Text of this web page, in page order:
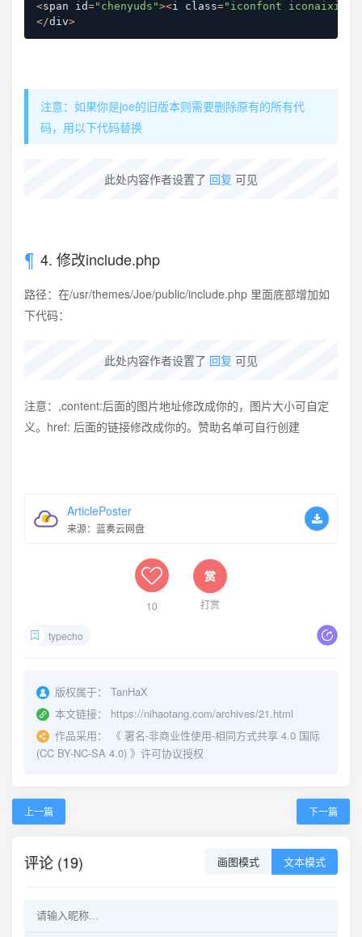
<span id="chenyuds"><i class="iconfont iconaixin2"
</div>
注意：如果你是joe的旧版本则需要删除原有的所有代
码，用以下代码替换
此处内容作者设置了 回复 可见
4. 修改include.php
路径：在/usr/themes/Joe/public/include.php 里面底部增加如
下代码：
此处内容作者设置了 回复 可见
注意：,content:后面的图片地址修改成你的，图片大小可自定
义。href: 后面的链接修改成你的。赞助名单可自行创建
ArticlePoster
来源：蓝奏云网盘
10 打赏
typecho
版权属于：
TanHaX
本文链接：
https://nihaotang.com/archives/21.html
作品采用：
《 署名-非商业性使用-相同方式共享 4.0 国际
(CC BY-NC-SA 4.0) 》许可协议授权
上一篇 下一篇
评论 (19) 画图模式 文本模式